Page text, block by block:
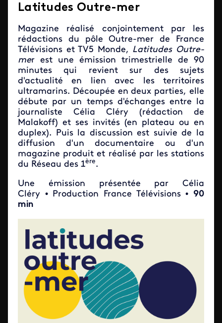
Latitudes Outre-mer
Magazine réalisé conjointement par les
rédactions du pôle Outre-mer de France
Télévisions et TV5 Monde, Latitudes Outre-
mer est une émission trimestrielle de 90
minutes qui revient sur des sujets
d'actualité en lien avec les territoires
ultramarins. Découpée en deux parties, elle
débute par un temps d'échanges entre la
journaliste Célia Cléry (rédaction de
Malakoff) et ses invités (en plateau ou en
duplex). Puis la discussion est suivie de la
diffusion d'un documentaire ou d'un
magazine produit et réalisé par les stations
du Réseau des 1ère.
Une émission présentée par Célia
Cléry • Production France Télévisions • 90
min